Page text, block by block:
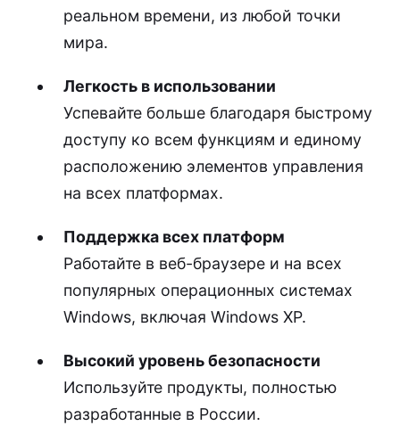
реальном времени, из любой точки
мира.
Легкость в использовании
Успевайте больше благодаря быстрому
доступу ко всем функциям и единому
расположению элементов управления
на всех платформах.
Поддержка всех платформ
Работайте в веб-браузере и на всех
популярных операционных системах
Windows, включая Windows XP.
Высокий уровень безопасности
Используйте продукты, полностью
разработанные в России.